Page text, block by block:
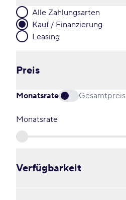
Alle Zahlungsarten
Kauf / Finanzierung
Leasing
Preis
Monatsrate Gesamtpreis
Monatsrate
Verfügbarkeit